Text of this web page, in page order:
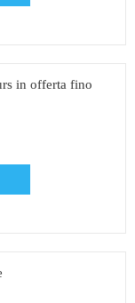
in offerta fino